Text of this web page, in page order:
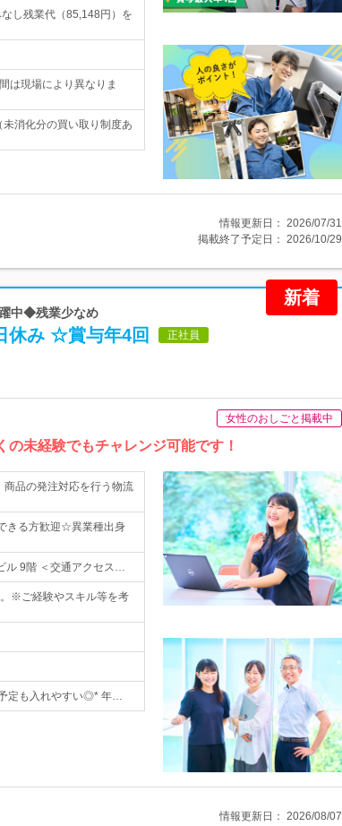
し残業代（85,148円）を
は現場により異なりま
消化分の買い取り制度あ
情報更新日： 2026/07/31
掲載終了予定日： 2026/10/29
新着
中◆残業少なめ
休み ☆賞与年4回 正社員
女性のおしごと掲載中
未経験でもチャレンジ可能です！
品の発注対応を行う物流
きる方歓迎☆異業種出身
ル 9階 ＜交通アクセス…
※ご経験やスキル等を考
定も入れやすい◎* 年…
情報更新日： 2026/08/07